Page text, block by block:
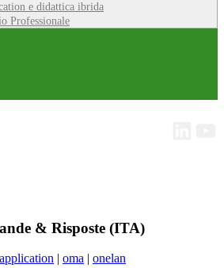
e didattica ibrida
Professionale
& Risposte (ITA)
| oma | onelan